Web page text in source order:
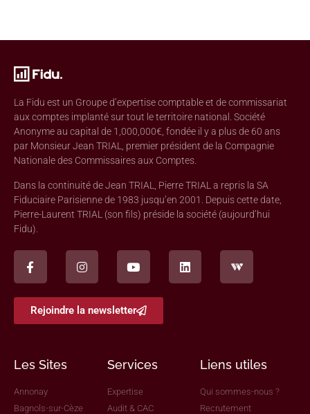
La Fidu est un Groupe d’expertise comptable et de commissariat
aux comptes implanté sur tout le territoire national. Société
Anonyme au capital de 1,000,000€, fondée il y a plus de 60 ans
par Monsieur Jean TRIAL, premier président de la Compagnie
Nationale des Commissaires aux Comptes.
Dans la continuité de Jean TRIAL, Pierre TRIAL a repris la SA
Fiduciaire Parisienne de 1983 jusqu’en 2001. Depuis cette date,
Pierre-Laurent TRIAL (son fils) préside la société (aujourd’hui
Fidu).
Rejoindre la newsletter
Les Sites
Annonay
Bagnols-sur-Cèze
Services
Expertise
Audit & CAC
Liens utiles
Qui sommes-nous ?
Recrutement